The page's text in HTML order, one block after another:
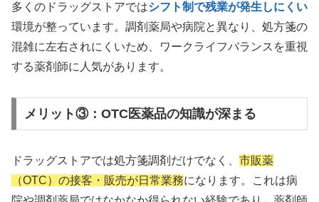
多くのドラッグストアではシフト制で残業が発生しにくい
環境が整っています。調剤薬局や病院と異なり、処方箋の
混雑に左右されにくいため、ワークライフバランスを重視
する薬剤師に人気があります。
メリット③：OTC医薬品の知識が深まる
ドラッグストアでは処方箋調剤だけでなく、 市販薬
（OTC）の接客・販売が日常業務になります。これは病